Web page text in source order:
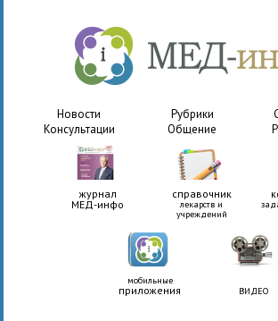
Новости Рубрики
Консультации
Общение
журнал
МЕД-инфо
справочник
лекарств и
учреждений
мобильные
приложения ВИДЕО